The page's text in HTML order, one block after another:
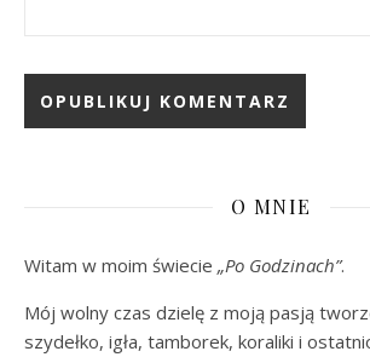
O MNIE
Witam w moim świecie „Po Godzinach”.
Mój wolny czas dzielę z moją pasją
szydełko, igła, tamborek, koraliki i